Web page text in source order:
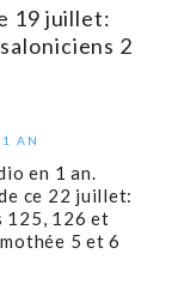
19 juillet:
2
AN
en 1 an.
ce 22 juillet:
125, 126 et
5 et 6